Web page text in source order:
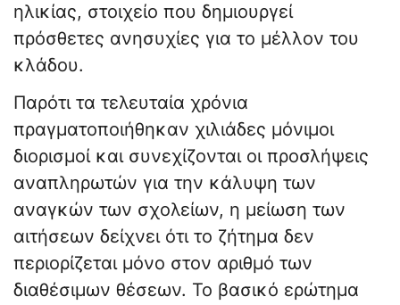
ηλικίας, στοιχείο που δημιουργεί
πρόσθετες ανησυχίες για το μέλλον του
κλάδου.
Παρότι τα τελευταία χρόνια
πραγματοποιήθηκαν χιλιάδες μόνιμοι
διορισμοί και συνεχίζονται οι προσλήψεις
αναπληρωτών για την κάλυψη των
αναγκών των σχολείων, η μείωση των
αιτήσεων δείχνει ότι το ζήτημα δεν
περιορίζεται μόνο στον αριθμό των
διαθέσιμων θέσεων. Το βασικό ερώτημα